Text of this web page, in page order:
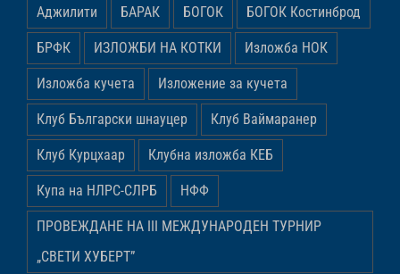
Аджилити БАРАК БОГОК БОГОК Костинброд
БРФК ИЗЛОЖБИ НА КОТКИ Изложба НОК
Изложба кучета Изложение за кучета
Клуб Български шнауцер Клуб Ваймаранер
Клуб Курцхаар Клубна изложба КЕБ
Купа на НЛРС-СЛРБ НФФ
ПРОВЕЖДАНЕ НА ІІІ МЕЖДУНАРОДЕН ТУРНИР
„СВЕТИ ХУБЕРТ”